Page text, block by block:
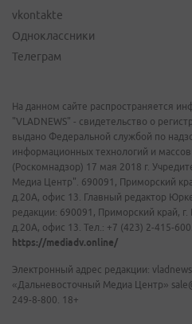
vkontakte
Одноклассники
Телеграм
На данном сайте распространяется
"VLADNEWS" - свидетельство о
выдано Федеральной службой по
информационных технологий и
(Роскомнадзор) 17 мая 2018 г.
Медиа Центр". 690091, Приморский
д.20А, офис 13. Главный редактор
редакции: 690091, Приморский край, г.
д.20А, офис 13. Тел.: +7 (423) 2-415-600.
https://mediadv.online/
Электронный адрес редакции:
«Дальневосточный Медиа Центр»
249-8-800. 18+